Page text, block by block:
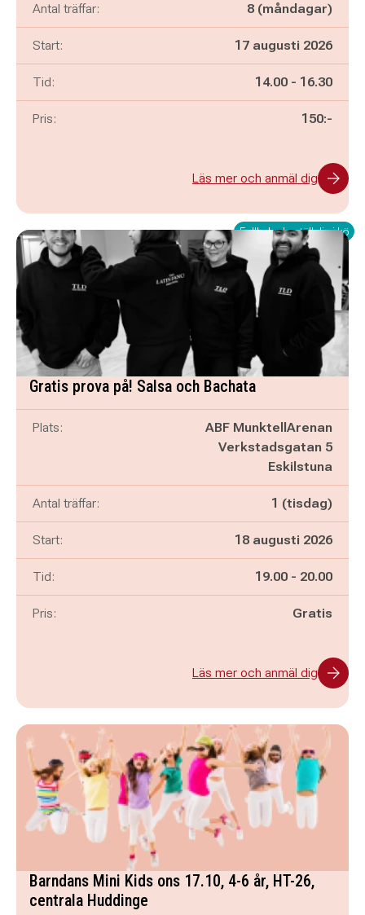
Antal träffar: 8 (måndagar)
Start: 17 augusti 2026
Tid: Pågår mellan
14.00 - och
16.30
Pris: 150:-
Läs mer och anmäl dig
Fullbokad - ställ dig i kö
Gratis prova på! Salsa och Bachata
Plats:
ABF MunktellArenan
Verkstadsgatan 5
Eskilstuna
Antal träffar: 1 (tisdag)
Start: 18 augusti 2026
Tid: Pågår mellan
19.00 - och
20.00
Pris: Gratis
Läs mer och anmäl dig
Barndans Mini Kids ons 17.10, 4-6 år, HT-26,
centrala Huddinge